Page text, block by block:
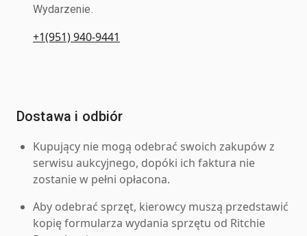
Wydarzenie.
+1(951) 940-9441
Dostawa i odbiór
Kupujący nie mogą odebrać swoich zakupów z
serwisu aukcyjnego, dopóki ich faktura nie
zostanie w pełni opłacona.
Aby odebrać sprzęt, kierowcy muszą przedstawić
kopię formularza wydania sprzętu od Ritchie